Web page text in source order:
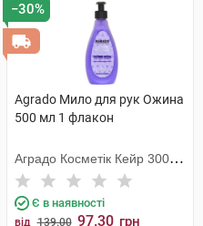
−30%
Agrado Мило для рук Ожина
500 мл 1 флакон
Аградо Косметік Кейр 3000
С.Л.У.
Є в наявності
від 139.00 97.30 грн